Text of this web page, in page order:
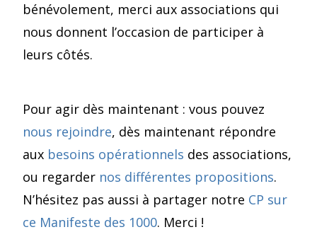
bénévolement, merci aux associations qui
nous donnent l’occasion de participer à
leurs côtés.
Pour agir dès maintenant : vous pouvez
nous rejoindre, dès maintenant répondre
aux besoins opérationnels des associations,
ou regarder nos différentes propositions.
N’hésitez pas aussi à partager notre CP sur
ce Manifeste des 1000. Merci !